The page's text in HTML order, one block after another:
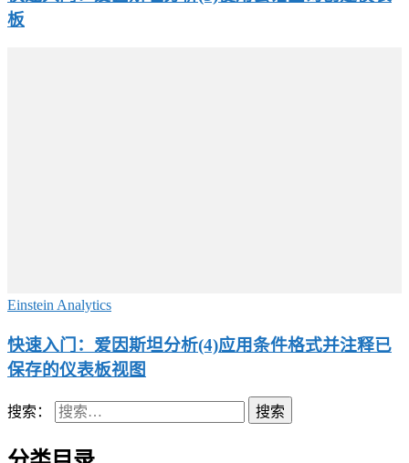
板
Einstein Analytics
快速入门：爱因斯坦分析(4)应用条件格式并注释已
保存的仪表板视图
搜索：